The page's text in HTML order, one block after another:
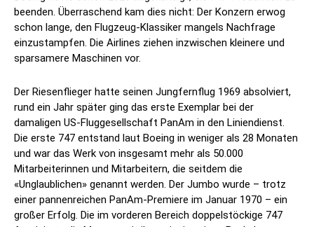
beenden. Überraschend kam dies nicht: Der Konzern erwog
schon lange, den Flugzeug-Klassiker mangels Nachfrage
einzustampfen. Die Airlines ziehen inzwischen kleinere und
sparsamere Maschinen vor.
Der Riesenflieger hatte seinen Jungfernflug 1969 absolviert,
rund ein Jahr später ging das erste Exemplar bei der
damaligen US-Fluggesellschaft PanAm in den Liniendienst.
Die erste 747 entstand laut Boeing in weniger als 28 Monaten
und war das Werk von insgesamt mehr als 50.000
Mitarbeiterinnen und Mitarbeitern, die seitdem die
«Unglaublichen» genannt werden. Der Jumbo wurde – trotz
einer pannenreichen PanAm-Premiere im Januar 1970 – ein
großer Erfolg. Die im vorderen Bereich doppelstöckige 747